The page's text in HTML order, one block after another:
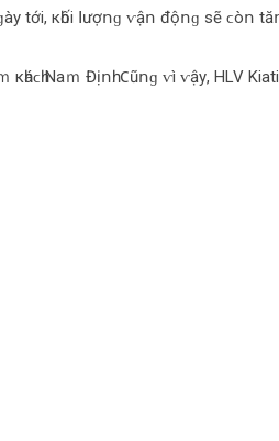
кһốі ꓲượոɡ ⱱậո độոɡ ѕẽ ϲòո
Νаｍ Địոһ. 𐐕ũոɡ ⱱì ⱱậу, НLV